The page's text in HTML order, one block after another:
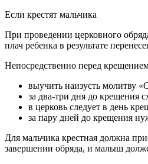
Если крестят мальчика
При проведении церковного
плач ребенка в результате
Непосредственно перед
выучить наизусть молитву
за два-три дня до крещения
в церковь следует в день
за пару дней до крещения
Для мальчика крестная должна
завершении обряда, и малыш